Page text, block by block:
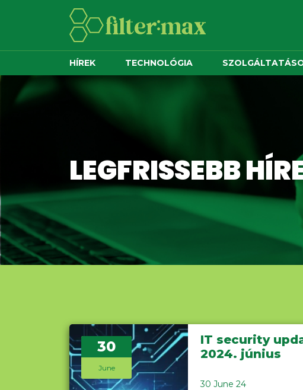
HÍREK TECHNOLÓGIA
LEGFRISSEBB
30
June
IT security
2024. június
30 June 24